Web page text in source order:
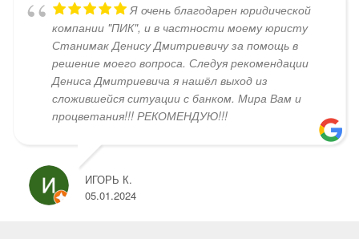
Я очень благодарен юридической
компании "ПИК", и в частности моему юристу
Станимак Денису Дмитриевичу за помощь в
решение моего вопроса. Следуя рекомендации
Дениса Дмитриевича я нашёл выход из
сложившейся ситуации с банком. Мира Вам и
процветания!!! РЕКОМЕНДУЮ!!!
ИГОРЬ К.
05.01.2024